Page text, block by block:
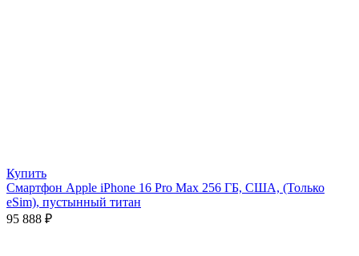
Купить
Смартфон Apple iPhone 16 Pro Max 256 ГБ, США, (Только
eSim), пустынный титан
95 888 ₽